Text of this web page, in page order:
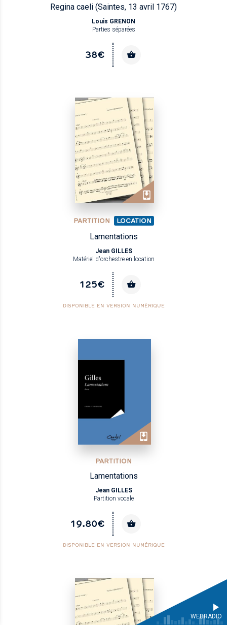
Regina caeli (Saintes, 13 avril 1767)
Louis GRENON
Parties séparées
38€
PARTITION LOCATION
Lamentations
Jean GILLES
Matériel d'orchestre en location
125€
DISPONIBLE EN VERSION NUMÉRIQUE
PARTITION
Lamentations
Jean GILLES
Partition vocale
19.80€
DISPONIBLE EN VERSION NUMÉRIQUE
WEBRADIO